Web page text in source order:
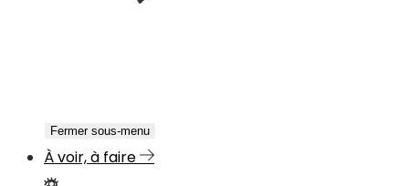
Fermer sous-menu
À voir, à faire